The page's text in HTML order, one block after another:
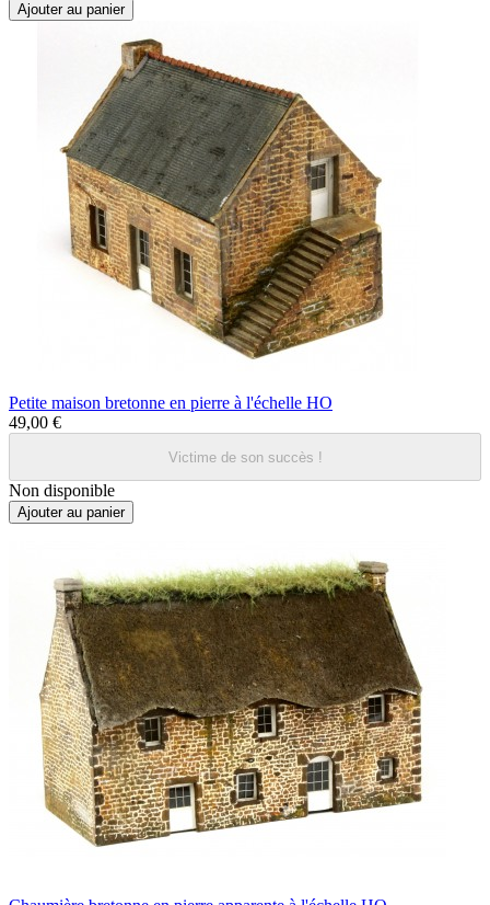
Ajouter au panier
Petite maison bretonne en pierre à l'échelle HO
49,00 €
Victime de son succès !
Non disponible
Ajouter au panier